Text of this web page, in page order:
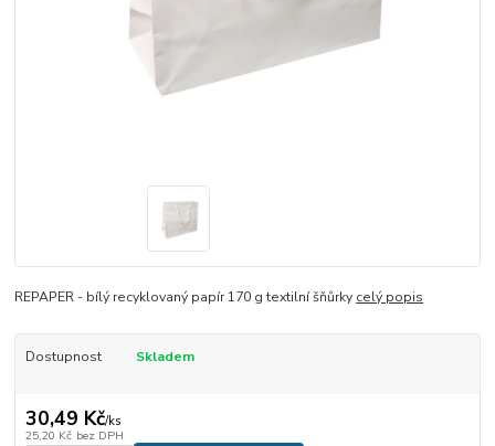
REPAPER - bílý recyklovaný papír 170 g textilní šňůrky celý popis
Dostupnost Skladem
30,49 Kč/ks
25,20 Kč bez DPH